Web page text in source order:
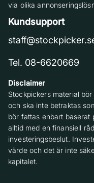
via olika
Kundsupport
Tel. 08-6620669
Disclaimer
Stockpickers material
och ska inte betraktas
bör fattas enbart baserat
alltid med en finansiell
investeringsbeslut.
värde och det är inte
kapitalet.